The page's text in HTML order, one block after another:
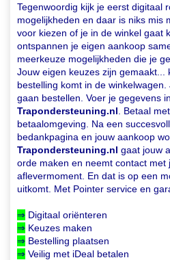
Tegenwoordig kijk je eerst digitaal
mogelijkheden en daar is niks mis
voor kiezen of je in de winkel gaat
ontspannen je eigen aankoop
meerkeuze mogelijkheden die je
Jouw eigen keuzes zijn gemaakt...
bestelling komt in de
gaan bestellen. Voer je gegevens
Trapondersteuning.nl . Betaal
betaalomgeving. Na een
bedankpagina en jouw aankoop
Trapondersteuning.nl gaat jouw
orde maken en neemt contact met
aflevermoment. En dat is op een
uitkomt. Met Pointer service en
⇒ Digitaal oriënteren
⇒ Keuzes maken
⇒ Bestelling plaatsen
⇒ Veilig met iDeal betalen